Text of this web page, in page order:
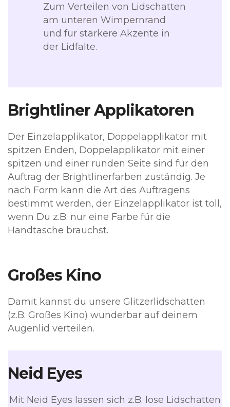
Zum Verteilen von Lidschatten
am unteren Wimpernrand
und für stärkere Akzente in
der Lidfalte.
Brightliner Applikatoren
Der Einzelapplikator, Doppelapplikator mit
spitzen Enden, Doppelapplikator mit einer
spitzen und einer runden Seite sind für den
Auftrag der Brightlinerfarben zuständig. Je
nach Form kann die Art des Auftragens
bestimmt werden, der Einzelapplikator ist toll,
wenn Du z.B. nur eine Farbe für die
Handtasche brauchst.
Großes Kino
Damit kannst du unsere Glitzerlidschatten
(z.B. Großes Kino) wunderbar auf deinem
Augenlid verteilen.
Neid Eyes
Mit Neid Eyes lassen sich z.B. lose Lidschatten